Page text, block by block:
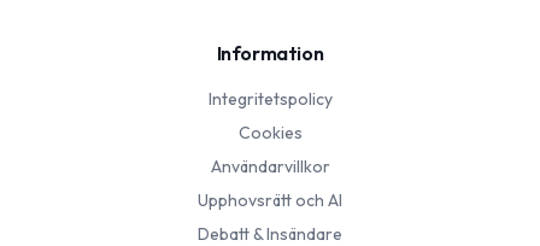
Information
Integritetspolicy
Cookies
Användarvillkor
Upphovsrätt och AI
Debatt & Insändare